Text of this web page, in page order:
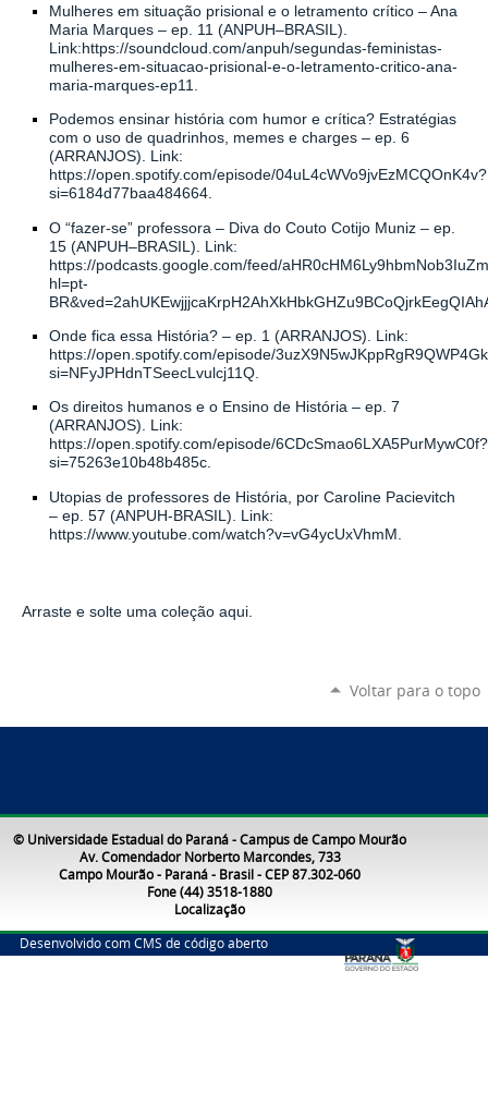
Mulheres em situação prisional e o letramento crítico – Ana
Maria Marques – ep. 11 (ANPUH–BRASIL).
Link:https://soundcloud.com/anpuh/segundas-feministas-
mulheres-em-situacao-prisional-e-o-letramento-critico-ana-
maria-marques-ep11
Podemos ensinar história com humor e crítica? Estratégias
com o uso de quadrinhos, memese charges – ep. 6
(ARRANJOS). Link:
https://open.spotify.com/episode/04uL4cWVo9jvEzMCQOnK4v?
si=6184d77baa484664.
O “fazer-se” professora – Diva do Couto CotijoMuniz – ep.
15 (ANPUH–BRASIL). Link:
https://podcasts.google.com/feed/
hl=pt-
Onde fica essa História? – ep. 1 (ARRANJOS). Link:
https://open.spotify.com/episode/
si=NFyJPHdnTSeecLvulcj11Q.
Os direitos humanos e o Ensino de História – ep. 7
(ARRANJOS). Link:
https://open.spotify.com/episode/6CDcSmao6LXA5PurMywC0f?
si=75263e10b48b485c.
Utopias de professores de História, por Caroline Pacievitch
– ep. 57 (ANPUH-BRASIL). Link:
https://www.youtube.com/watch?v=vG4ycUxVhmM
Arraste e solte uma coleção aqui.
Voltar para o topo
© Universidade Estadual do Paraná - Campus de Campo Mourão
Av. Comendador Norberto Marcondes, 733
Campo Mourão - Paraná - Brasil - CEP 87.302-060
Fone (44) 3518-1880
Localização
Desenvolvido com CMS de código aberto